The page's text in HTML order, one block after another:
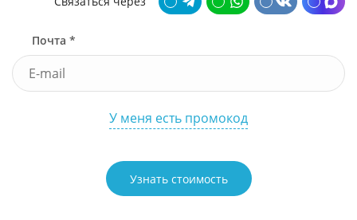
Почта *
У меня есть промокод
Узнать стоимость